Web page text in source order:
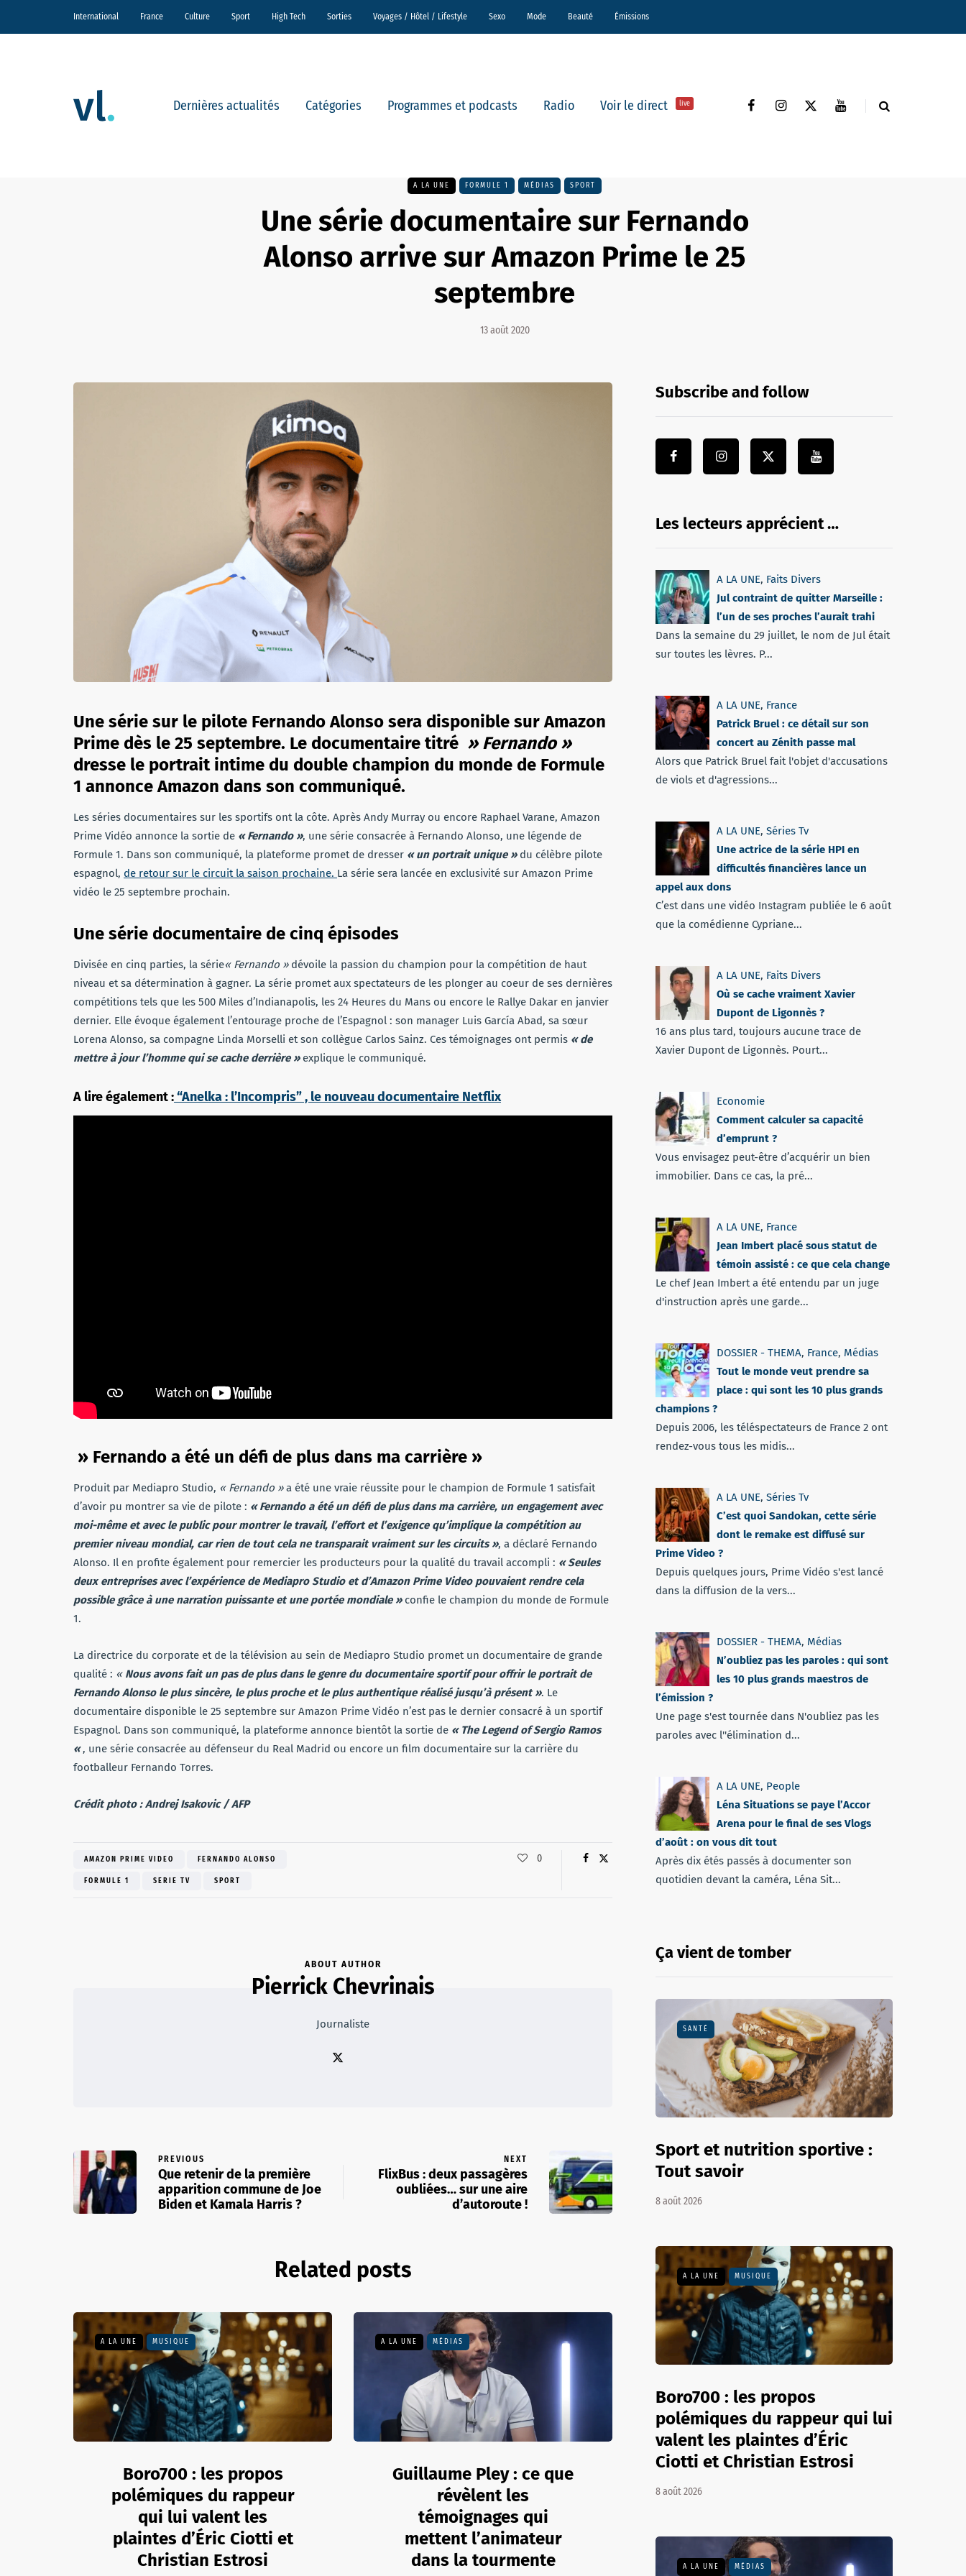
International France Culture Sport High Tech Sorties Voyages / Hôtel / Lifestyle Sexo Mode Beauté Émissions
Dernières actualités Catégories Programmes et podcasts Radio Voir le direct live
A LA UNE FORMULE 1 MÉDIAS SPORT
Une série documentaire sur Fernando
Alonso arrive sur Amazon Prime le 25
septembre
13 août 2020
Une série sur le pilote Fernando Alonso sera disponible sur Amazon
Prime dès le 25 septembre. Le documentaire titré » Fernando »
dresse le portrait intime du double champion du monde de Formule
1 annonce Amazon dans son communiqué.
Les séries documentaires sur les sportifs ont la côte. Après Andy Murray ou encore Raphael Varane, Amazon
Prime Vidéo annonce la sortie de « Fernando », une série consacrée à Fernando Alonso, une légende de
Formule 1. Dans son communiqué, la plateforme promet de dresser « un portrait unique »du célèbre pilote
espagnol, de retour sur le circuit la saison prochaine. La série sera lancée en exclusivité sur Amazon Prime
vidéo le 25 septembre prochain.
Une série documentaire de cinq épisodes
Divisée en cinq parties, la série« Fernando »dévoile la passion du champion pour la compétition de haut
niveau et sa détermination à gagner. La série promet aux spectateurs de les plonger au coeur de ses dernières
compétitions tels que les 500 Miles d’Indianapolis, les 24 Heures du Mans ou encore le Rallye Dakar en janvier
dernier. Elle évoque également l’entourage proche de l’Espagnol : son manager Luis García Abad, sa sœur
Lorena Alonso, sa compagne Linda Morselli et son collègue Carlos Sainz. Ces témoignages ont permis « de
mettre à jour l’homme qui se cache derrière »explique le communiqué.
A lire également :“Anelka : l’Incompris” , le nouveau documentaire Netflix
» Fernando a été un défi de plus dans ma carrière »
Produit par Mediapro Studio, « Fernando »a été une vraie réussite pour le champion de Formule 1 satisfait
d’avoir pu montrer sa vie de pilote : « Fernando a été un défi de plus dans ma carrière, un engagement avec
moi-même et avec le public pour montrer le travail, l’effort et l’exigence qu’implique la compétition au
premier niveau mondial, car rien de tout cela ne transparait vraiment sur les circuits », a déclaré Fernando
Alonso. Il en profite également pour remercier les producteurs pour la qualité du travail accompli : « Seules
deux entreprises avec l’expérience de Mediapro Studio et d’Amazon Prime Video pouvaient rendre cela
possible grâce à une narration puissante et une portée mondiale »confie le champion du monde de Formule
1.
La directrice du corporate et de la télévision au sein de Mediapro Studio promet un documentaire de grande
qualité : « Nous avons fait un pas de plus dans le genre du documentaire sportif pour offrir le portrait de
Fernando Alonso le plus sincère, le plus proche et le plus authentique réalisé jusqu’à présent ». Le
documentaire disponible le 25 septembre sur Amazon Prime Vidéo n’est pas le dernier consacré à un sportif
Espagnol. Dans son communiqué, la plateforme annonce bientôt la sortie de « The Legend of Sergio Ramos
«, une série consacrée au défenseur du Real Madrid ou encore un film documentaire sur la carrière du
footballeur Fernando Torres.
Crédit photo : Andrej Isakovic / AFP
AMAZON PRIME VIDEO FERNANDO ALONSO
FORMULE 1 SERIE TV SPORT
0
ABOUT AUTHOR
Pierrick Chevrinais
Journaliste
PREVIOUS
Que retenir de la première
apparition commune de Joe
Biden et Kamala Harris ?
NEXT
FlixBus : deux passagères
oubliées… sur une aire
d’autoroute !
Related posts
A LA UNE MUSIQUE
Boro700 : les propos
polémiques du rappeur
qui lui valent les
plaintes d’Éric Ciotti et
Christian Estrosi
A LA UNE MÉDIAS
Guillaume Pley : ce que
révèlent les
témoignages qui
mettent l’animateur
dans la tourmente
Subscribe and follow
Les lecteurs apprécient …
A LA UNE, Faits Divers
Jul contraint de quitter Marseille :
l’un de ses proches l’aurait trahi
Dans la semaine du 29 juillet, le nom de Jul était
sur toutes les lèvres. P...
A LA UNE, France
Patrick Bruel : ce détail sur son
concert au Zénith passe mal
Alors que Patrick Bruel fait l'objet d'accusations
de viols et d'agressions...
A LA UNE, Séries Tv
Une actrice de la série HPI en
difficultés financières lance un
appel aux dons
C’est dans une vidéo Instagram publiée le 6 août
que la comédienne Cypriane...
A LA UNE, Faits Divers
Où se cache vraiment Xavier
Dupont de Ligonnès ?
16 ans plus tard, toujours aucune trace de
Xavier Dupont de Ligonnès. Pourt...
Economie
Comment calculer sa capacité
d’emprunt ?
Vous envisagez peut-être d’acquérir un bien
immobilier. Dans ce cas, la pré...
A LA UNE, France
Jean Imbert placé sous statut de
témoin assisté : ce que cela change
Le chef Jean Imbert a été entendu par un juge
d'instruction après une garde...
DOSSIER - THEMA, France, Médias
Tout le monde veut prendre sa
place : qui sont les 10 plus grands
champions ?
Depuis 2006, les téléspectateurs de France 2 ont
rendez-vous tous les midis...
A LA UNE, Séries Tv
C’est quoi Sandokan, cette série
dont le remake est diffusé sur
Prime Video ?
Depuis quelques jours, Prime Vidéo s'est lancé
dans la diffusion de la vers...
DOSSIER - THEMA, Médias
N’oubliez pas les paroles : qui sont
les 10 plus grands maestros de
l’émission ?
Une page s'est tournée dans N'oubliez pas les
paroles avec l''élimination d...
A LA UNE, People
Léna Situations se paye l’Accor
Arena pour le final de ses Vlogs
d’août : on vous dit tout
Après dix étés passés à documenter son
quotidien devant la caméra, Léna Sit...
Ça vient de tomber
SANTÉ
Sport et nutrition sportive :
Tout savoir
8 août 2026
A LA UNE MUSIQUE
Boro700 : les propos
polémiques du rappeur qui lui
valent les plaintes d’Éric
Ciotti et Christian Estrosi
8 août 2026
A LA UNE MÉDIAS